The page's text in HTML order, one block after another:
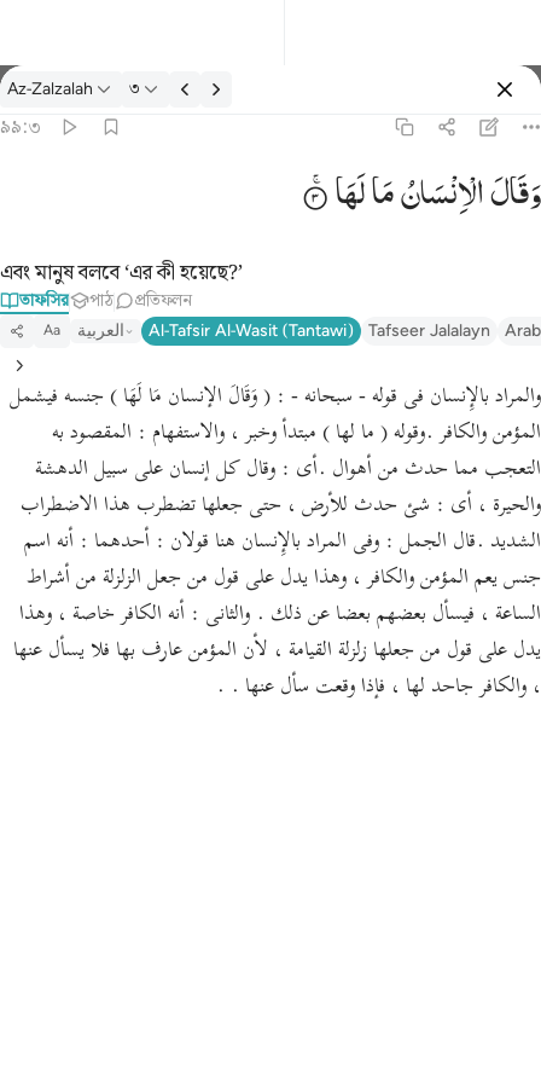
তাফসির: Az-Zalzalah ৯৯:৩
Az-Zalzalah ৩
৯৯:৩
وَقَالَالْاِنْسَانُمَالَهَا
এবং মানুষ বলবে ‘এর কী হয়েছে?’
তাফসির পাঠ প্রতিফলন
Aa العربية Al-Tafsir Al-Wasit (Tantawi) Tafseer Jalalayn
والمراد بالإِنسان فى قوله - سبحانه - : ( وَقَالَ الإنسان مَا لَهَا ) جنسه فيشمل
المؤمن والكافر .وقوله ( ما لها ) مبتدأ وخبر ، والاستفهام : المقصود به
التعجب مما حدث من أهوال .أى : وقال كل إنسان على سبيل الدهشة
والحيرة ، أى : شئ حدث للأرض ، حتى جعلها تضطرب هذا الاضطراب
الشديد .قال الجمل : وفى المراد بالإِنسان هنا قولان : أحدهما : أنه اسم
جنس يعم المؤمن والكافر ، وهذا يدل على قول من جعل الزلزلة من أشراط
الساعة ، فيسأل بعضهم بعضا عن ذلك . والثانى : أنه الكافر خاصة ، وهذا
يدل على قول من جعلها زلزلة القيامة ، لأن المؤمن عارف بها فلا يسأل عنها
، والكافر جاحد لها ، فإذا وقعت سأل عنها . .